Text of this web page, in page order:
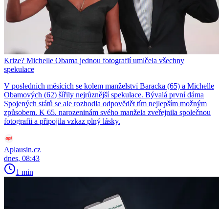
Krize? Michelle Obama jednou fotografií umlčela všechny
spekulace
V posledních měsících se kolem manželství Baracka (65) a Michelle
Obamových (62) šířily nejrůznější spekulace. Bývalá první dáma
Spojených států se ale rozhodla odpovědět tím nejlepším možným
způsobem. K 65. narozeninám svého manžela zveřejnila společnou
fotografii a připojila vzkaz plný lásky.
Aplausin.cz
dnes, 08:43
1 min